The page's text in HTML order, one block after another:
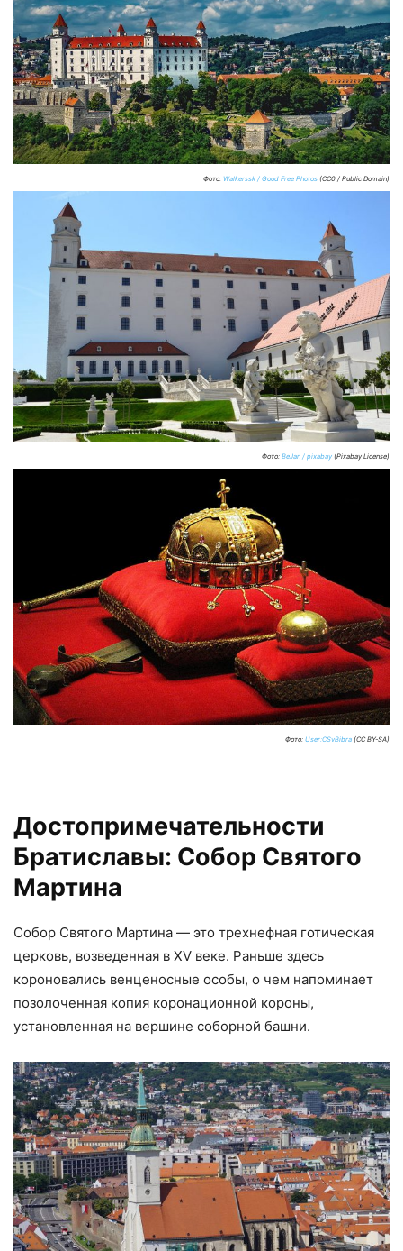
Фото: Walkerssk / Good Free Photos (CC0 / Public Domain)
Фото: BeJan / pixabay (Pixabay License)
Фото: User:CSvBibra (CC BY-SA)
Достопримечательности
Братиславы: Собор Святого
Мартина
Собор Святого Мартина — это трехнефная готическая
церковь, возведенная в XV веке. Раньше здесь
короновались венценосные особы, о чем напоминает
позолоченная копия коронационной короны,
установленная на вершине соборной башни.